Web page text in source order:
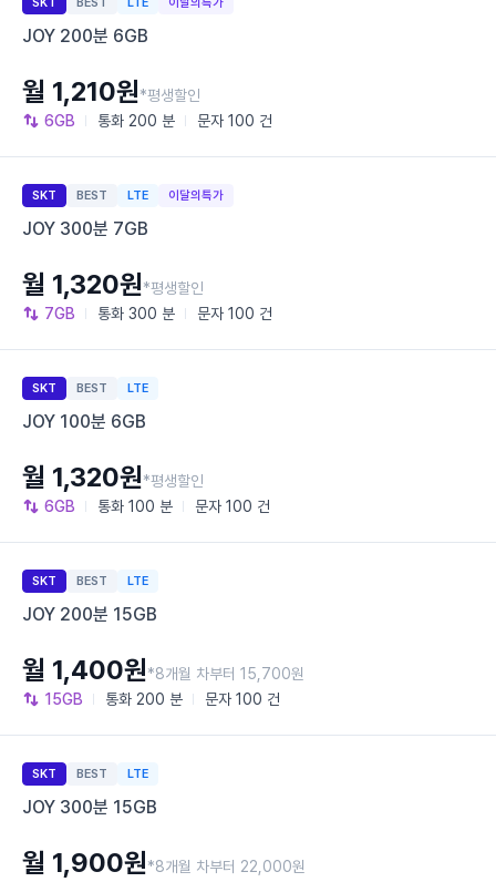
JOY 200분 6GB
6GB 통화 200 분 문자 100 건
월 1,210원*평생할인
SKT BEST LTE 이달의특가
JOY 300분 7GB
7GB 통화 300 분 문자 100 건
월 1,320원*평생할인
SKT BEST LTE
JOY 100분 6GB
6GB 통화 100 분 문자 100 건
월 1,320원*평생할인
SKT BEST LTE
JOY 200분 15GB
15GB 통화 200 분 문자 100 건
월 1,400원*8개월 차부터 15,700원
SKT BEST LTE
JOY 300분 15GB
월 1,900원*8개월 차부터 22,000원